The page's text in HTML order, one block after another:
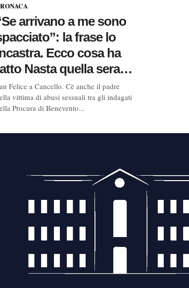
arrivano a me sono
la frase lo
Ecco cosa ha
Nasta quella sera…
Felice a Cancello. Cè anche il padre
vittima di abusi sessuali tra gli indagati
Procura di Benevento...